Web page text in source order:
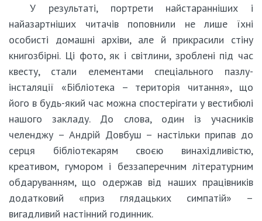
У результаті, портрети найстаранніших і
найазартніших читачів поповнили не лише їхні
особисті домашні архіви, але й прикрасили стіну
книгозбірні. Ці фото, як і світлини, зроблені під час
квесту, стали елементами спеціального пазлу-
інсталяції «Бібліотека – територія читання», що
його в будь-який час можна спостерігати у вестибюлі
нашого закладу. До слова, один із учасників
челенджу – Андрій Довбуш – настільки припав до
серця бібліотекарям своєю винахідливістю,
креативом, гумором і беззаперечним літературним
обдаруванням, що одержав від наших працівників
додатковий «приз глядацьких симпатій» –
вигадливий настінний годинник.